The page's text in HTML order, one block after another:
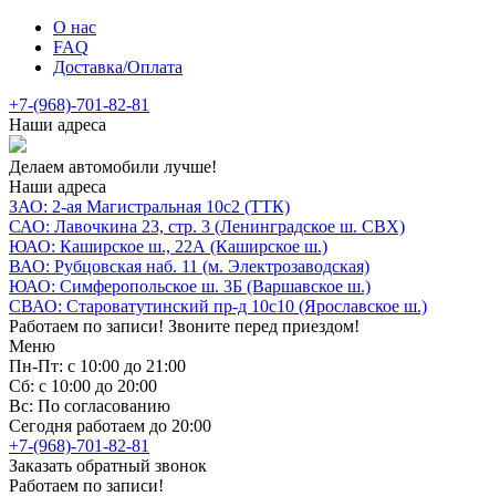
О нас
FAQ
Доставка/Оплата
+7-(968)-701-82-81
Наши адреса
Делаем автомобили лучше!
Наши адреса
ЗАО: 2-ая Магистральная 10с2 (ТТК)
САО: Лавочкина 23, стр. 3 (Ленинградское ш. СВХ)
ЮАО: Каширское ш., 22А (Каширское ш.)
ВАО: Рубцовская наб. 11 (м. Электрозаводская)
ЮАО: Симферопольское ш. 3Б (Варшавское ш.)
СВАО: Староватутинский пр-д 10с10 (Ярославское ш.)
Работаем по записи! Звоните перед приездом!
Меню
Пн-Пт: с 10:00 до 21:00
Сб: с 10:00 до 20:00
Вс: По согласованию
Сегодня работаем до 20:00
+7-(968)-701-82-81
Заказать обратный звонок
Работаем по записи!